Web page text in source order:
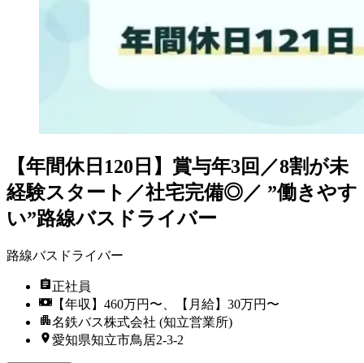
【年間休日120日】賞与年3回／8割が未
経験スタート／社宅完備◎／ ”働きやす
い”路線バスドライバー
路線バスドライバー
正社員
【年収】460万円〜、【月給】30万円〜
名鉄バス株式会社 (知立営業所)
愛知県知立市鳥居2-3-2